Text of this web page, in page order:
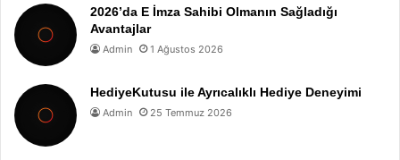
2026’da E İmza Sahibi Olmanın Sağladığı
Avantajlar
Admin 1 Ağustos 2026
HediyeKutusu ile Ayrıcalıklı Hediye Deneyimi
Admin 25 Temmuz 2026